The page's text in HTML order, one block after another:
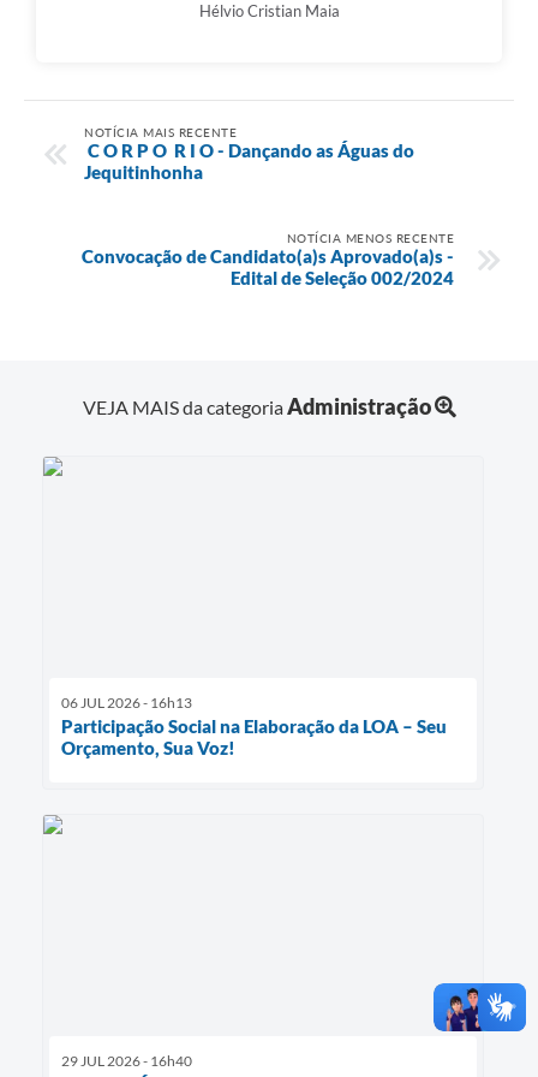
Hélvio Cristian Maia
NOTÍCIA MAIS RECENTE
C O R P O R I O - Dançando as Águas do
Jequitinhonha
NOTÍCIA MENOS RECENTE
Convocação de Candidato(a)s Aprovado(a)s -
Edital de Seleção 002/2024
VEJA MAIS da categoriaAdministração
06 JUL 2026 - 16h13
Participação Social na Elaboração da LOA – Seu
Orçamento, Sua Voz!
29 JUL 2026 - 16h40